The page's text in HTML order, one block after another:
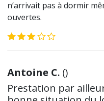
n’arrivait pas à dormir
ouvertes.
Antoine C. ()
Prestation par